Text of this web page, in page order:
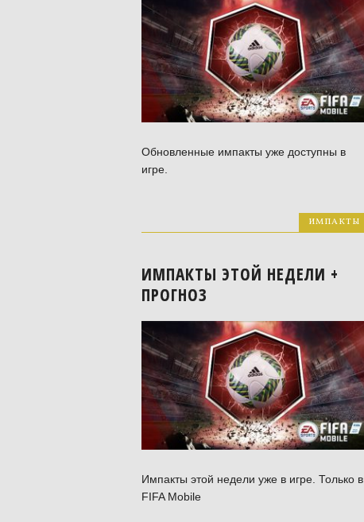
Обновленные импакты уже доступны в
игре.
ИМПАКТЫ
ИМПАКТЫ ЭТОЙ НЕДЕЛИ +
ПРОГНОЗ
Импакты этой недели уже в игре. Только в
FIFA Mobile